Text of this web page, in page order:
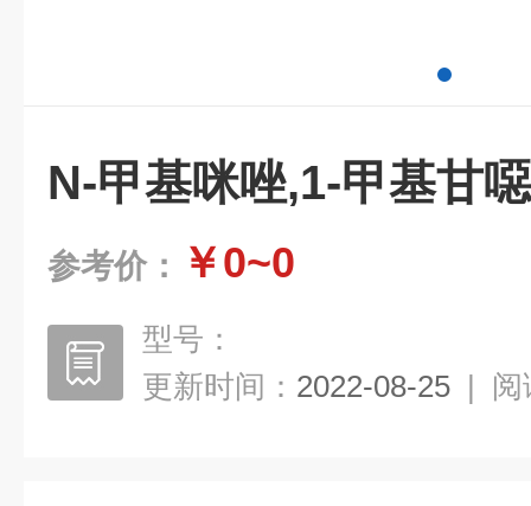
N-甲基咪唑,1-甲基甘
参考价： ￥0~0
型号：
更新时间： 2022-08-25 | 阅